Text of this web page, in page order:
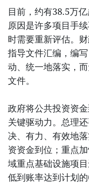
目前，约有38.5万
原因是许多项目手
时需要重新评估。
指导文件汇编，编
动、统一地落实，
文件。
政府将公共投资资
关键驱动力。总理
决、有力、有效地
资资金到位；重点
域重点基础设施项
低到账率达到计划的